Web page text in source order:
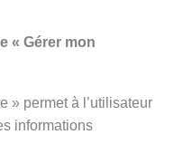
« Gérer mon
» permet à l’utilisateur
informations